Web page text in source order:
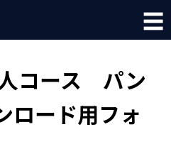
☰
コース パン
ロード用フォ